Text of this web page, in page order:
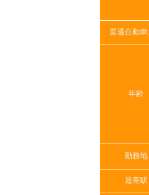
普通自動
年齢
勤務地
最寄駅